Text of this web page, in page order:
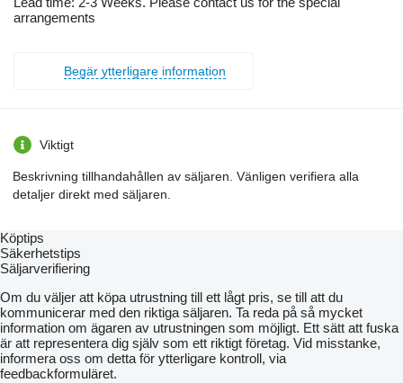
arrangements
Begär ytterligare information
Viktigt
Beskrivning tillhandahållen av säljaren. Vänligen verifiera alla
detaljer direkt med säljaren.
Köptips
Säkerhetstips
Säljarverifiering
Om du väljer att köpa utrustning till ett lågt pris, se till att du
kommunicerar med den riktiga säljaren. Ta reda på så mycket
information om ägaren av utrustningen som möjligt. Ett sätt att fuska
är att representera dig själv som ett riktigt företag. Vid misstanke,
informera oss om detta för ytterligare kontroll, via
feedbackformuläret.